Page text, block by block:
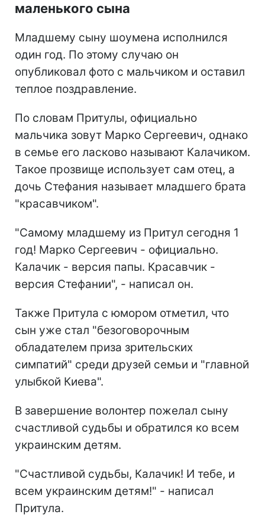
маленького сына
Младшему сыну шоумена исполнился
один год. По этому случаю он
опубликовал фото с мальчиком и оставил
теплое поздравление.
По словам Притулы, официально
мальчика зовут Марко Сергеевич, однако
в семье его ласково называют Калачиком.
Такое прозвище использует сам отец, а
дочь Стефания называет младшего брата
"красавчиком".
"Самому младшему из Притул сегодня 1
год! Марко Сергеевич - официально.
Калачик - версия папы. Красавчик -
версия Стефании", - написал он.
Также Притула с юмором отметил, что
сын уже стал "безоговорочным
обладателем приза зрительских
симпатий" среди друзей семьи и "главной
улыбкой Киева".
В завершение волонтер пожелал сыну
счастливой судьбы и обратился ко всем
украинским детям.
"Счастливой судьбы, Калачик! И тебе, и
всем украинским детям!" - написал
Притула.